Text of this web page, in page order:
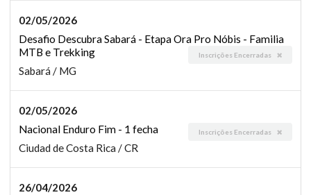
02/05/2026
Desafio Descubra Sabará - Etapa Ora Pro Nóbis - Familia
MTB e Trekking
Inscrições Encerradas
Sabará / MG
02/05/2026
Nacional Enduro Fim - 1 fecha
Inscrições Encerradas
Ciudad de Costa Rica / CR
26/04/2026